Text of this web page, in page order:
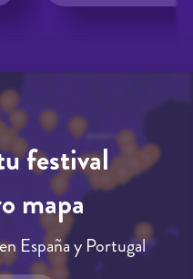
festival
mapa
España y Portugal